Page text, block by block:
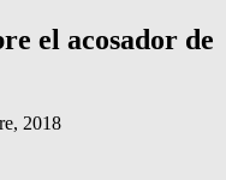
el acosador de
2018